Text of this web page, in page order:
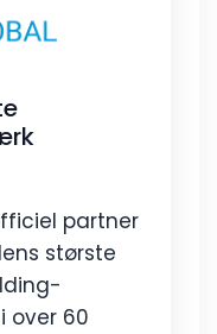
partner
største
over 60